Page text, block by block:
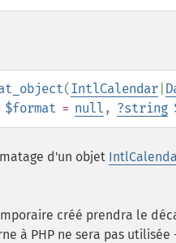
(IntlCalendar
$format = null , ?string
d'un objet
créé prendra le
à PHP ne sera pas